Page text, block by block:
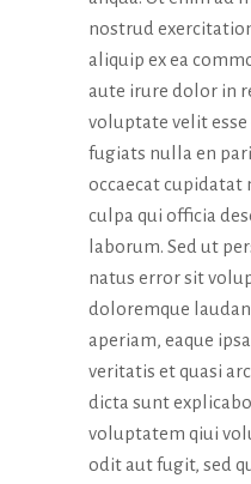
nostrud
aliquip ex ea
aute irure dolor in
voluptate velit
fugiats nulla en
occaecat cupidatat
culpa qui officia
laborum. Sed ut
natus error sit
doloremque
aperiam, eaque
veritatis et quasi
dicta sunt
voluptatem qiui
odit aut fugit, sed